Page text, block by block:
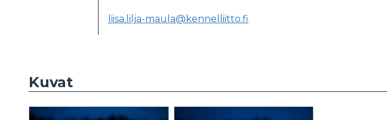
liisa.lilja-maula@kennelliitto.fi
Kuvat